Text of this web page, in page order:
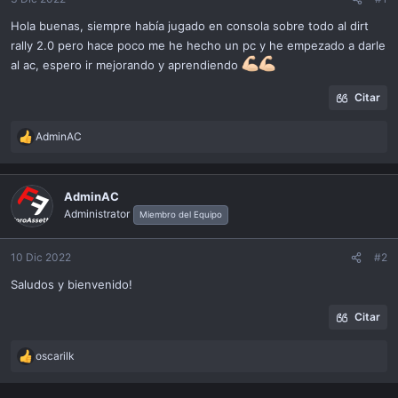
Hola buenas, siempre había jugado en consola sobre todo al dirt
rally 2.0 pero hace poco me he hecho un pc y he empezado a darle
al ac, espero ir mejorando y aprendiendo
Citar
R
a
c
t
i
o
n
:
AdminAC
AdminAC
Administrator Miembro del Equipo
10 Dic 2022 #2
Saludos y bienvenido!
Citar
R
oscarilk